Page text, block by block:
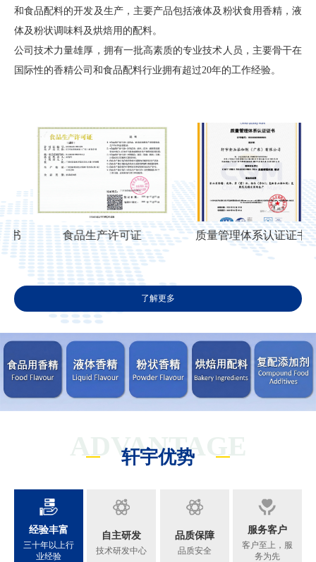
和食品配料的开发及生产，主要产品包括液体及粉状食用香精，液
体及粉状调味料及烘焙用的配料。
公司技术力量雄厚，拥有一批高素质的专业技术人员，主要骨干在
国际性的香精公司和食品配料行业拥有超过20年的工作经验。
食品生产许可证 质量管理体系认证证书
了解更多
ADVANTAGE
轩宇优势
经验丰富
三十年以上行
业经验
自主研发
技术研发中心
品质保障
品质安全
服务客户
客户至上，服
务为先